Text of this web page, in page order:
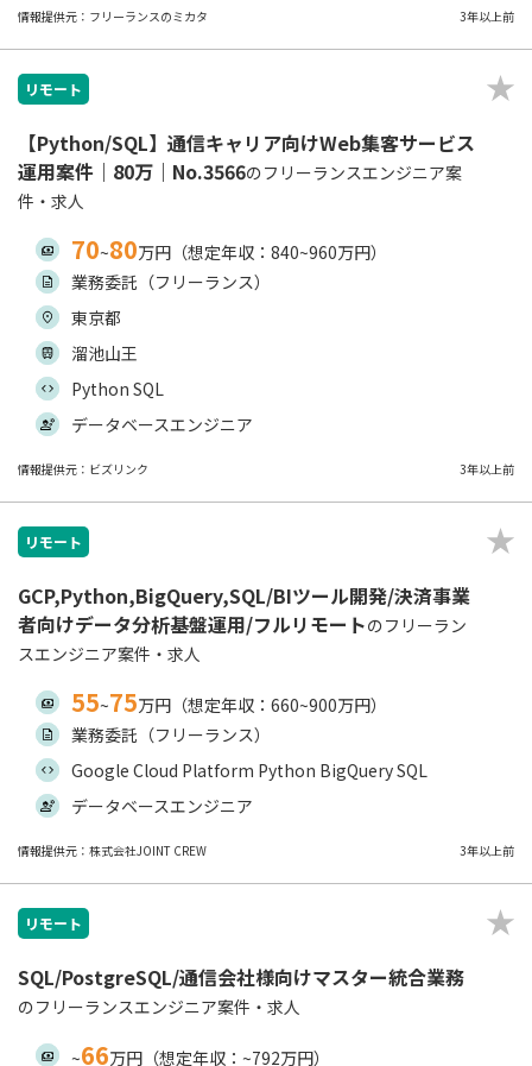
情報提供元：フリーランスのミカタ 3年以上前
リモート
【Python/SQL】通信キャリア向けWeb集客サービス
運用案件｜80万｜No.3566のフリーランスエンジニア案
件・求人
70~80万円（想定年収：840~960万円）
業務委託（フリーランス）
東京都
溜池山王
Python SQL
データベースエンジニア
情報提供元：ビズリンク 3年以上前
リモート
GCP,Python,BigQuery,SQL/BIツール開発/決済事業
者向けデータ分析基盤運用/フルリモートのフリーラン
スエンジニア案件・求人
55~75万円（想定年収：660~900万円）
業務委託（フリーランス）
Google Cloud Platform Python BigQuery SQL
データベースエンジニア
情報提供元：株式会社JOINT CREW 3年以上前
リモート
SQL/PostgreSQL/通信会社様向けマスター統合業務
のフリーランスエンジニア案件・求人
~66万円（想定年収：~792万円）